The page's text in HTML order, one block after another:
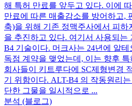
해 특허 만료를 앞두고 있다. 이에
만료에 따른 매출감소를 방어하고,
축)을 위해 기존 정맥주사에서 피하
을 추진하고 있다. 여기서 사용되는
B4 기술이다. 머크사는 24년에 알
독점 계약을 맺었는데, 이는 향후
회사들이 키트루다에 SC제형변경
기 위함이다. ALT-B4 의 작동원리
단한 그물을 일시적으로 ...
분석 (블로그)